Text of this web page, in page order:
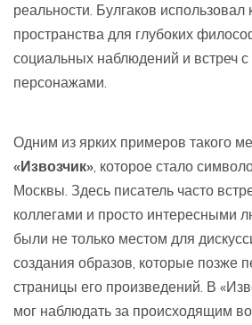
реальности. Булгаков использовал
пространства для глубоких
социальных наблюдений и встреч
персонажами.
Одним из ярких примеров такого
«Извозчик», которое стало
Москвы. Здесь писатель часто
коллегами и просто интересными
были не только местом для
создания образов, которые позже
страницы его произведений. В
мог наблюдать за происходящим